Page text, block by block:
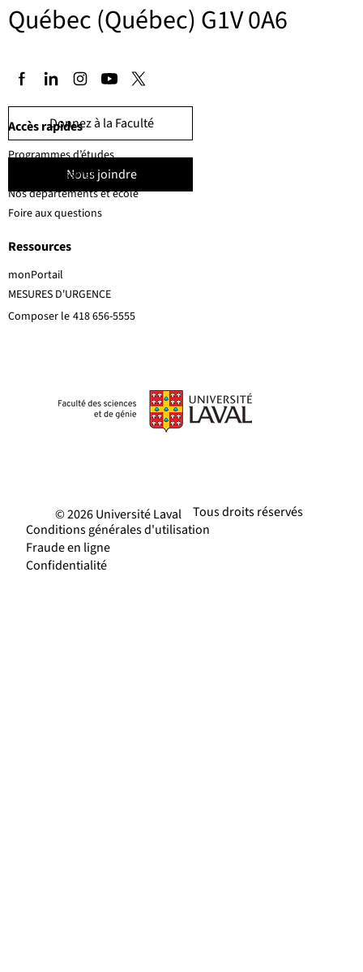
Québec (Québec) G1V 0A6
Donnez à la Faculté
Nous joindre
MESURES D'URGENCE
Composer le 418 656-5555
Accès rapides
Ressources
Programmes d’études
Corps professoral
Nos départements et école
Foire aux questions
monPortail
Tous droits réservés
© 2026 Université Laval
Conditions générales d'utilisation
Fraude en ligne
Confidentialité